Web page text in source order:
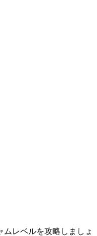
レベルを攻略しましょ